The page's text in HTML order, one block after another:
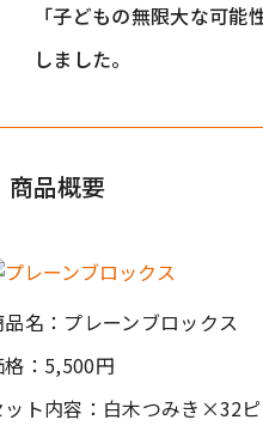
「子どもの無限大な可
しました。
商品概要
品名：プレーンブロックス
格：5,500円
ット内容：白木つみき×32